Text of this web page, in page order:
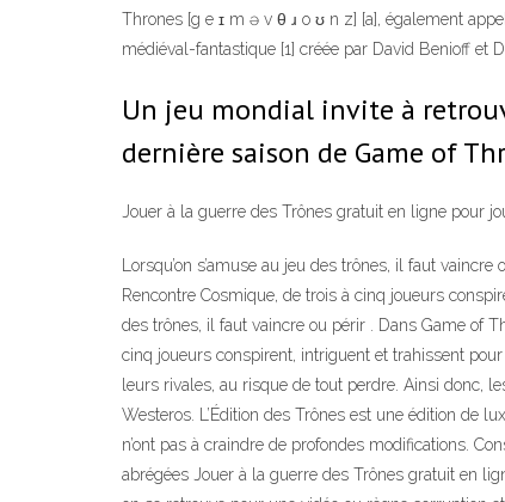
Thrones [g e ɪ m ə v θ ɹ o ʊ n z] [a], également
médiéval-fantastique [1] créée par David Benioff et
Un jeu mondial invite à
dernière saison de Game of
Jouer à la guerre des Trônes gratuit en ligne pour
Lorsqu’on s’amuse au jeu des trônes, il faut
Rencontre Cosmique, de trois à cinq joueurs
des trônes, il faut vaincre ou périr . Dans Game of
cinq joueurs conspirent, intriguent et trahissent
leurs rivales, au risque de tout perdre. Ainsi donc,
Westeros. L’Édition des Trônes est une édition de
n’ont pas à craindre de profondes modifications.
abrégées Jouer à la guerre des Trônes gratuit en